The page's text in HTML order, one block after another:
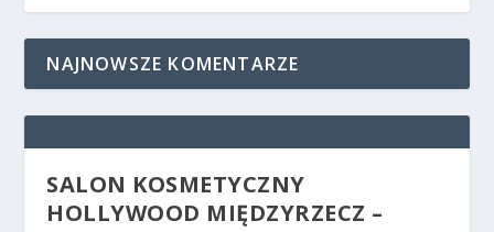
NAJNOWSZE KOMENTARZE
SALON KOSMETYCZNY
HOLLYWOOD MIĘDZYRZECZ –